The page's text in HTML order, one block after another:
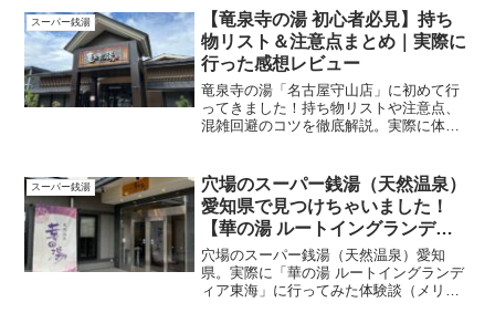
ます！
スーパー銭湯
【竜泉寺の湯 初心者必見】持ち
物リスト＆注意点まとめ｜実際に
行った感想レビュー
竜泉寺の湯「名古屋守山店」に初めて行
ってきました！持ち物リストや注意点、
混雑回避のコツを徹底解説。実際に体験
記事です。
スーパー銭湯
穴場のスーパー銭湯（天然温泉）
愛知県で見つけちゃいました！
【華の湯 ルートイングランディ
ア東海】空いててサウナもあって
最高～
穴場のスーパー銭湯（天然温泉）愛知
県。実際に「華の湯 ルートイングランデ
ィア東海」に行ってみた体験談（メリッ